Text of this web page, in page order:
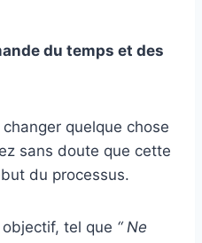
du temps et des
quelque chose
sans doute que cette
du processus.
tel que “ Ne